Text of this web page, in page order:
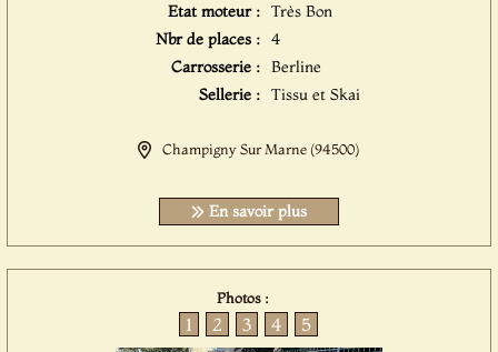
Etat moteur : Très Bon
Nbr de places : 4
Carrosserie : Berline
Sellerie : Tissu et Skai
Champigny Sur Marne (94500)
En savoir plus
Photos :
1 2 3 4 5